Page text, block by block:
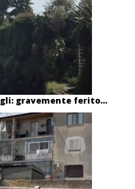
gravemente ferito...